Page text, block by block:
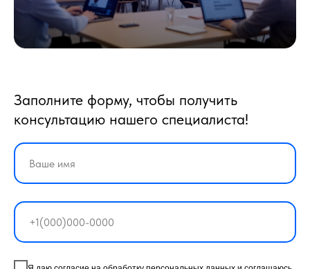
Заполните форму, чтобы получить
консультацию нашего специалиста!